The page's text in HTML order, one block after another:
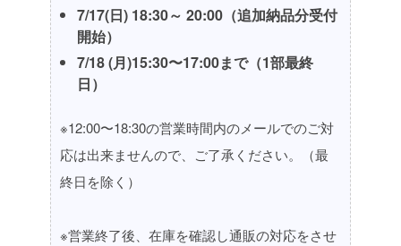
7/17(日) 18:30～ 20:00 （追加納品分受付
開始）
7/18 (月)15:30〜17:00まで（1部最終
日）
※12:00〜18:30の営業時間内のメールでのご対
応は出来ませんので、ご了承ください。（最
終日を除く）
※営業終了後、在庫を確認し通販の対応をさせ